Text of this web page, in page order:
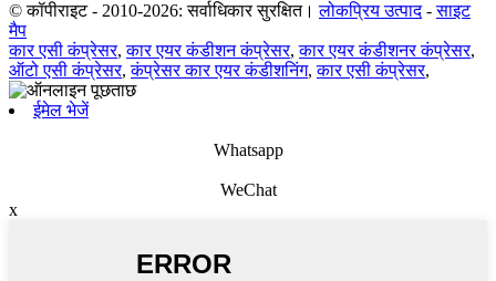
© कॉपीराइट - 2010-2026: सर्वाधिकार सुरक्षित। लोकप्रिय उत्पाद-साइट
मैप
कार एसी कंप्रेसर,कार एयर कंडीशन कंप्रेसर,कार एयर कंडीशनर कंप्रेसर,
ऑटो एसी कंप्रेसर,कंप्रेसर कार एयर कंडीशनिंग,कार एसी कंप्रेसर,
ईमेल भेजें
Whatsapp
WeChat
x